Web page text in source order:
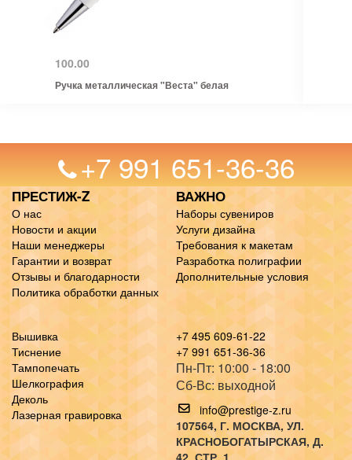
100.00
Ручка металлическая "Веста" белая
+7 991 651-36-36
ПРЕСТИЖ-Z
О нас
Новости и акции
Наши менеджеры
Гарантии и возврат
Отзывы и благодарности
Политика обработки данных
ВАЖНО
Наборы сувениров
Услуги дизайна
Требования к макетам
Разработка полиграфии
Дополнительные условия
Вышивка
Тиснение
Тампопечать
Шелкография
Деколь
Лазерная гравировка
+7 495 609-61-22
+7 991 651-36-36
Пн-Пт: 10:00 - 18:00
Сб-Вс: выходной
info@prestige-z.ru
107564, Г. МОСКВА, УЛ.
КРАСНОБОГАТЫРСКАЯ, Д.
42, СТР. 1